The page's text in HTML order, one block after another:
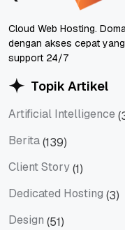
Cloud Web Hosting.
dengan akses cepat
support 24/7
Topik Artikel
Artificial Intelligence
Berita(139)
Client Story(1)
Dedicated Hosting (3)
Design (51)